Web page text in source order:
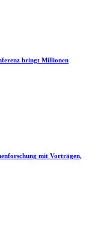
bringt Millionen
mit Vorträgen,